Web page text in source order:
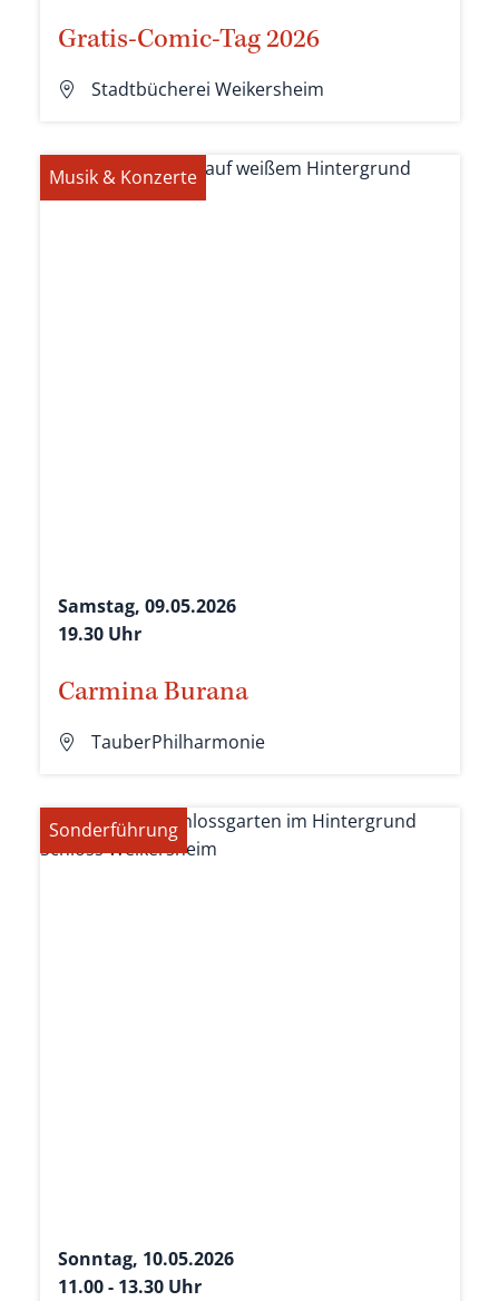
Gratis-Comic-Tag 2026
Stadtbücherei Weikersheim
Musik & Konzerte
Samstag, 09.05.2026
19.30 Uhr
Carmina Burana
TauberPhilharmonie
Sonderführung
Sonntag, 10.05.2026
11.00 - 13.30 Uhr